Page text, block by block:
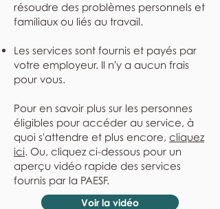
résoudre des problèmes personnels et
familiaux ou liés au travail.
Les services sont fournis et payés par
votre employeur. Il n'y a aucun frais
pour vous.
Pour en savoir plus sur les personnes
éligibles pour accéder au service, à
quoi s'attendre et plus encore, cliquez
ici. Ou, cliquez ci-dessous pour un
aperçu vidéo rapide des services
fournis par la PAESF.
Voir la vidéo